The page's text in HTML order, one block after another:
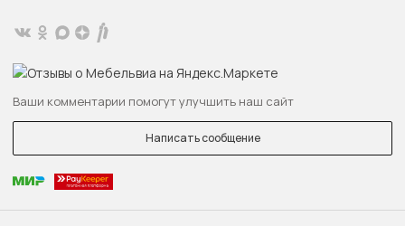
Ваши комментарии помогут улучшить наш сайт
Написать сообщение